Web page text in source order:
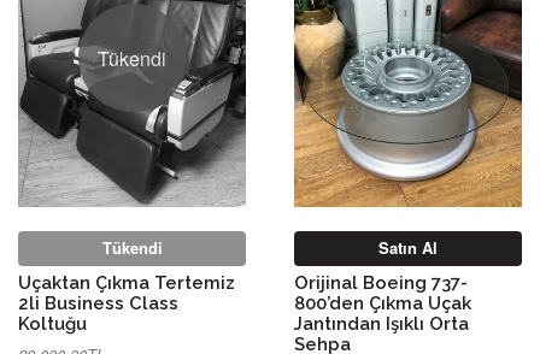
Tükendi
Tükendi
Uçaktan Çıkma Tertemiz
2li Business Class
Koltuğu
Satın Al
Orijinal Boeing 737-
800’den Çıkma Uçak
Jantından Işıklı Orta
Sehpa